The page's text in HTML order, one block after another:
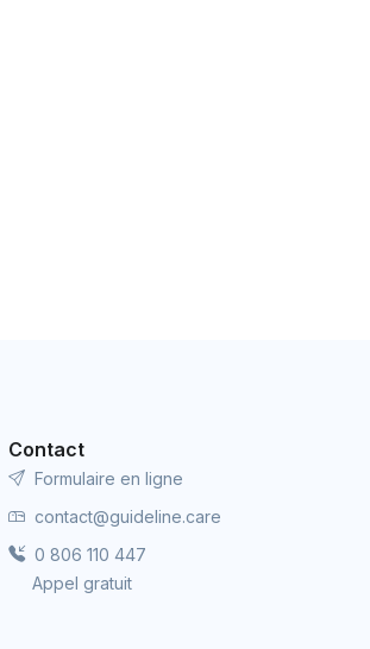
Contact
Formulaire en ligne
contact@guideline.care
0 806 110 447
Appel gratuit